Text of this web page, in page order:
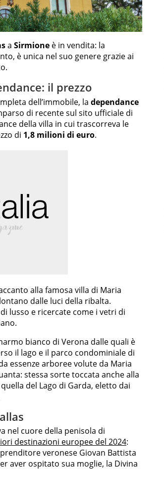
a Sirmione è in vendita: la
è unica nel suo genere grazie ai
il prezzo
dell’immobile, la dependance
di recente sul sito ufficiale di
della villa in cui trascorreva le
di 1,8 milioni di euro.
alla famosa villa di Maria
dalle luci della ribalta.
lusso e ricercate come i vetri di
bianco di Verona dalle quali è
il lago e il parco condominiale di
essenze arboree volute da Maria
stessa sorte toccata anche alla
del Lago di Garda, eletto dai
nel cuore della penisola di
destinazioni europee del 2024:
veronese Giovan Battista
aver ospitato sua moglie, la Divina